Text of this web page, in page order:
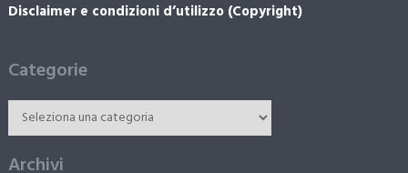
Disclaimer e condizioni d’utilizzo (Copyright)
Categorie
Archivi